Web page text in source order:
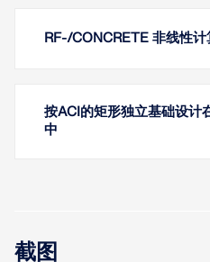
In RF-BETON Stäbe und
RF-/CONCRETE 非线性计
按ACI的矩形独立基础设计
中
截图